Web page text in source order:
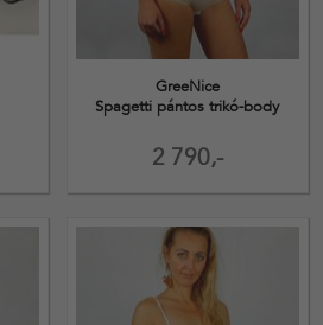
2 790,-
GreeNice
Spagetti pántos trikó-body